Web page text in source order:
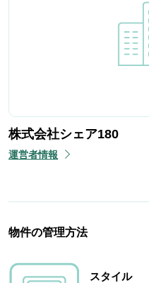
株式会社シェア180
運営者情報
物件の管理方法
スタイル